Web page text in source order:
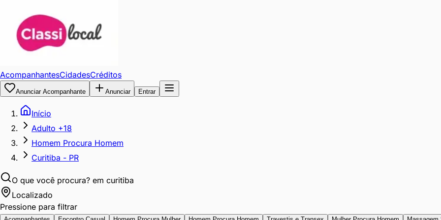
AcompanhantesCidadesCréditos
Anunciar Acompanhante Anunciar Entrar
Início
Adulto +18
Homem Procura Homem
Curitiba - PR
O que você procura? em curitiba
Localizado
Pressione para filtrar